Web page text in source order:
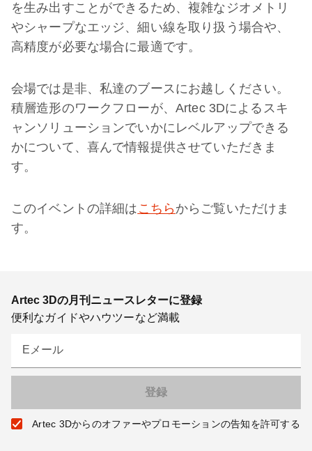
を生み出すことができるため、複雑なジオメトリ
やシャープなエッジ、細い線を取り扱う場合や、
高精度が必要な場合に最適です。
会場では是非、私達のブースにお越しください。
積層造形のワークフローが、Artec 3Dによるスキ
ャンソリューションでいかにレベルアップできる
かについて、喜んで情報提供させていただきま
す。
このイベントの詳細は こちらからご覧いただけま
す。
Artec 3Dの月刊ニュースレターに登録
便利なガイドやハウツーなど満載
Eメール
Artec 3Dからのオファーやプロモーションの告知を許可する